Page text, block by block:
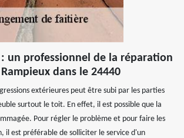
: un professionnel de la réparation
dans le 24440
extérieures peut être subi par les parties
surtout le toit. En effet, il est possible que la
Pour régler le problème et pour faire les
il est préférable de solliciter le service d'un